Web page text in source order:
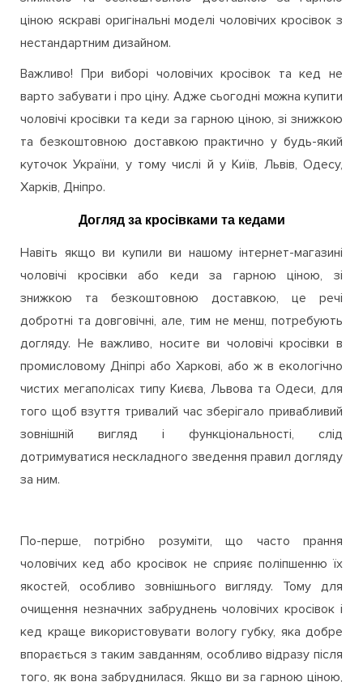
перевагу як класичному варіанту, так і купити зі
знижкою та безкоштовною доставкою за гарною
нестандартним дизайном.
Важливо! При виборі чоловічих кросівок та кед не
варто забувати і про ціну. Адже сьогодні можна купити
чоловічі кросівки та кеди за гарною ціною, зі знижкою
та безкоштовною доставкою практично у будь-який
Харків, Дніпро.
Догляд за кросівками та кедами
Навіть якщо ви купили ви нашому інтернет-магазині
чоловічі кросівки або кеди за гарною ціною, зі
знижкою та безкоштовною доставкою, це речі
добротні та довговічні, але, тим не менш, потребують
догляду. Не важливо, носите ви чоловічі кросівки в
промисловому Дніпрі або Харкові, або ж в екологічно
чистих мегаполісах типу Києва, Львова та Одеси, для
того щоб взуття тривалий час зберігало привабливий
зовнішній вигляд і функціональності, слід
По-перше, потрібно розуміти, що часто прання
чоловічих кед або кросівок не сприяє поліпшенню їх
якостей, особливо зовнішнього вигляду. Тому для
очищення незначних забруднень чоловічих кросівок і
кед краще використовувати вологу губку, яка добре